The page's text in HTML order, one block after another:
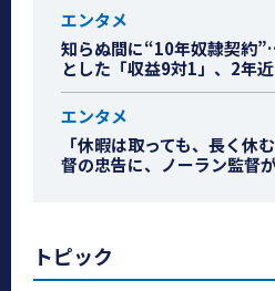
エンタメ
知らぬ間に“10年奴隷契約
とした「収益9対1」、2年
エンタメ
「休暇は取っても、長く休
督の忠告に、ノーラン監督
トピック